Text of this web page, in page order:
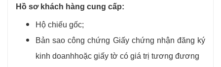
Hồ sơ khách hàng cung cấp:
Hộ chiếu gốc;
Bản sao công chứng Giấy chứng nhận đăng ký
kinh doanhhoặc giấy tờ có giá trị tương đương